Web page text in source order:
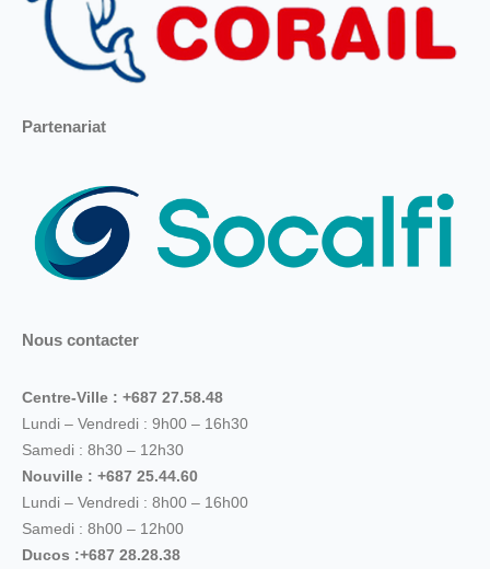
Partenariat
Nous contacter
Centre-Ville : +687 27.58.48
Lundi – Vendredi : 9h00 – 16h30
Samedi : 8h30 – 12h30
Nouville : +687 25.44.60
Lundi – Vendredi : 8h00 – 16h00
Samedi : 8h00 – 12h00
Ducos :+687 28.28.38